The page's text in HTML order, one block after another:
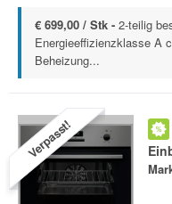
€ 699,00 / Stk - 2-teilig
Energieeffizienzklasse A
Beheizung...
Verpasst!